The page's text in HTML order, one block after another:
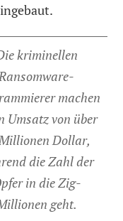
kriminellen
machen
Umsatz von über
Dollar,
die Zahl der
in die Zig-
geht.